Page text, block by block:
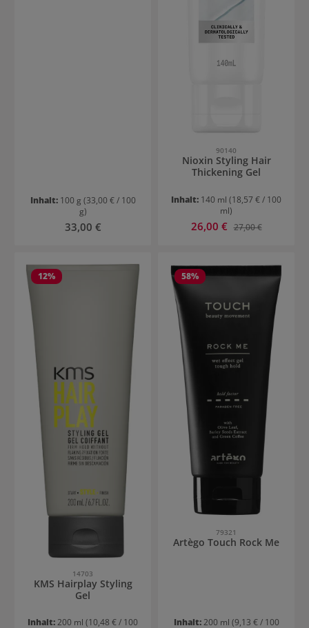
Inhalt: 100 g (33,00 € / 100
g)
Regulärer Preis:
33,00 €
90140
Nioxin Styling Hair
Thickening Gel
Inhalt: 140 ml (18,57 € / 100
ml)
Verkaufspreis:
26,00 € Regulärer Preis:
27,00 €
12%
14703
KMS Hairplay Styling
Gel
Inhalt:200 ml (10,48 € / 100
58%
79321
Artègo Touch Rock Me
Inhalt:200 ml (9,13 € / 100